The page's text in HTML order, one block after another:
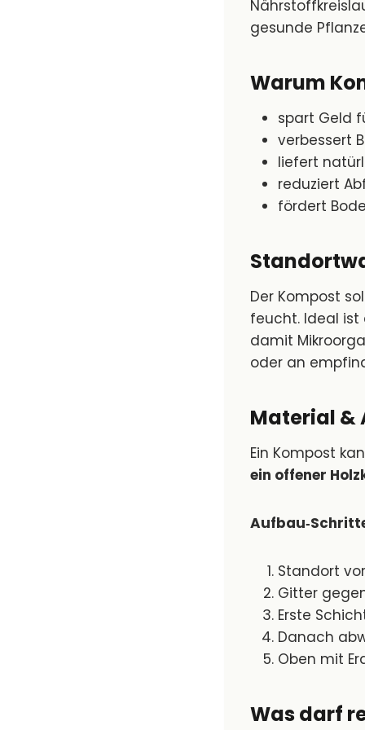
gesunde
Warum
spart Geld
verbessert
liefert
reduziert
fördert
Der Kompost
feucht. Ideal
damit
oder an
Material &
Ein Kompost
ein offener
Standort
Gitter
Erste
Danach
Oben mit
Was darf